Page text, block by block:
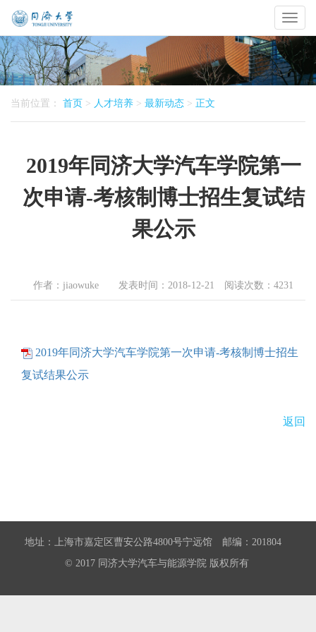
Toggle
当前位置： 首页 > 人才培养 > 最新动态 > 正文
2019年同济大学汽车学院第一
次申请-考核制博士招生复试结
果公示
作者：jiaowuke 发表时间：2018-12-21 阅读次数： 4231
2019年同济大学汽车学院第一次申请-考核制博士招生
复试结果公示
返回
地址：上海市嘉定区曹安公路4800号宁远馆 邮编：201804
© 2017 同济大学汽车与能源学院 版权所有